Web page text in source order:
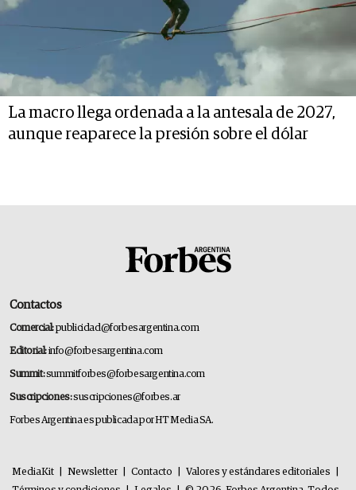
La macro llega ordenada a la antesala de 2027,
aunque reaparece la presión sobre el dólar
Contactos
Comercial:publicidad@forbesargentina.com
Editorial:info@forbesargentina.com
Summit:summitforbes@forbesargentina.com
Suscripciones:suscripciones@forbes.ar
Forbes Argentina es publicada por HT Media SA.
MediaKit Newsletter Contacto Valores y estándares editoriales